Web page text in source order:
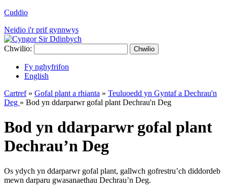
Cuddio
Neidio i'r prif gynnwys
Chwilio: Chwilio
Fy nghyfrifon
English
Cartref» Gofal plant a rhianta » Teuluoedd yn Gyntaf a Dechrau'n
Deg » Bod yn ddarparwr gofal plant Dechrau'n Deg
Bod yn ddarparwr gofal plant
Dechrau’n Deg
Os ydych yn ddarparwr gofal plant, gallwch gofrestru’ch diddordeb
mewn darparu gwasanaethau Dechrau’n Deg.